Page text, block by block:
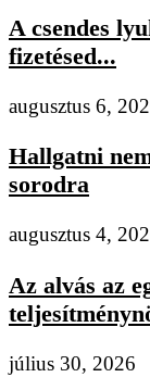
A csendes
fizetésed...
augusztus 6,
Hallgatni
sorodra
augusztus 4,
Az alvás az
július 30, 2026